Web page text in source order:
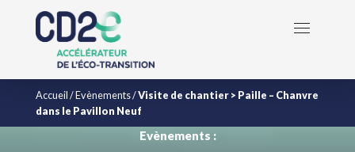
Accueil/Evènements/Visite de chantier > Paille – Chanvre
dans le Pavillon Neuf
Evènements :